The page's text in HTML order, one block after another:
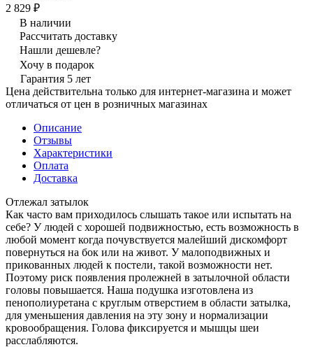
2 829 ₽
В наличии
Рассчитать доставку
Нашли дешевле?
Хочу в подарок
Гарантия 5 лет
Цена действительна только для интернет-магазина и может
отличаться от цен в розничных магазинах
Описание
Отзывы
Характеристики
Оплата
Доставка
Отлежал затылок
Как часто вам приходилось слышать такое или испытать на
себе? У людей с хорошей подвижностью, есть возможность в
любой момент когда почувствуется малейший дискомфорт
повернуться на бок или на живот. У малоподвижных и
прикованных людей к постели, такой возможности нет.
Поэтому риск появления пролежней в затылочной области
головы повышается. Наша подушка изготовлена из
пенополиуретана с круглым отверстием в области затылка,
для уменьшения давления на эту зону и нормализации
кровообращения. Голова фиксируется и мышцы шеи
расслабляются.